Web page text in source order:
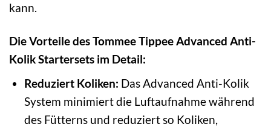
kann.
Die Vorteile des Tommee Tippee Advanced Anti-
Kolik Startersets im Detail:
Reduziert Koliken: Das Advanced Anti-Kolik
System minimiert die Luftaufnahme während
des Fütterns und reduziert so Koliken,